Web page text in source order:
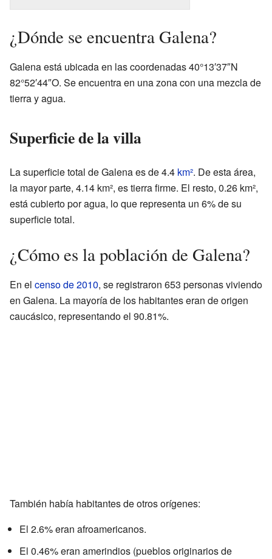
¿Dónde se encuentra Galena?
Galena está ubicada en las coordenadas 40°13′37″N
82°52′44″O. Se encuentra en una zona con una mezcla de
tierra y agua.
Superficie de la villa
La superficie total de Galena es de 4.4 km². De esta área,
la mayor parte, 4.14 km², es tierra firme. El resto, 0.26 km²,
está cubierto por agua, lo que representa un 6% de su
superficie total.
¿Cómo es la población de Galena?
En el censo de 2010, se registraron 653 personas viviendo
en Galena. La mayoría de los habitantes eran de origen
caucásico, representando el 90.81%.
También había habitantes de otros orígenes:
El 2.6% eran afroamericanos.
El 0.46% eran amerindios (pueblos originarios de